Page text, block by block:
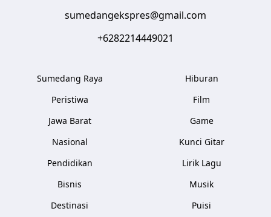
sumedangekspres@gmail.com
+6282214449021
Sumedang Raya
Peristiwa
Jawa Barat
Nasional
Pendidikan
Bisnis
Destinasi
Hiburan
Film
Game
Kunci Gitar
Lirik Lagu
Musik
Puisi